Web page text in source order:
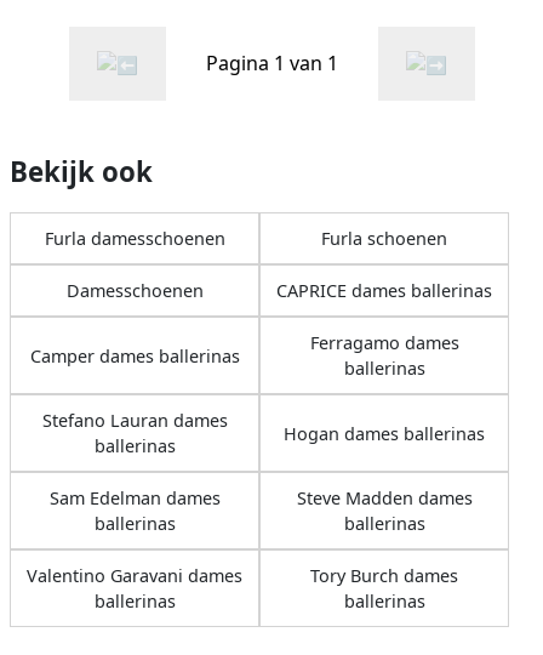
Pagina 1 van 1
Bekijk ook
Furla damesschoenen Furla schoenen
Damesschoenen CAPRICE dames ballerinas
Camper dames ballerinas
Ferragamo dames
ballerinas
Stefano Lauran dames
ballerinas
Hogan dames ballerinas
Sam Edelman dames
ballerinas
Steve Madden dames
ballerinas
Valentino Garavani dames
ballerinas
Tory Burch dames
ballerinas